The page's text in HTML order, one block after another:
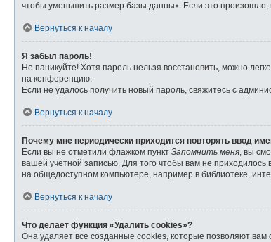
чтобы уменьшить размер базы данных. Если это произошло,
Вернуться к началу
Я забыл пароль!
Не паникуйте! Хотя пароль нельзя восстановить, можно
на конференцию.
Если не удалось получить новый пароль, свяжитесь с
Вернуться к началу
Почему мне периодически приходится повторять ввод
Если вы не отметили флажком пункт Запомнить меня, вы
вашей учётной записью. Для того чтобы вам не
на общедоступном компьютере, например в библиотеке,
Вернуться к началу
Что делает функция «Удалить cookies»?
Она удаляет все созданные cookies, которые позволяют